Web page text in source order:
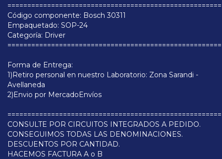
Código componente: Bosch 30311
Empaquetado: SOP-24
Categoría: Driver
Forma de Entrega:
1)Retiro personal en nuestro Laboratorio: Zona Sarandi -
Avellaneda
2)Envio por MercadoEnvíos
CONSULTE POR CIRCUITOS INTEGRADOS A PEDIDO.
CONSEGUIMOS TODAS LAS DENOMINACIONES.
DESCUENTOS POR CANTIDAD.
HACEMOS FACTURA A o B